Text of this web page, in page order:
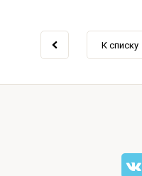
К списку